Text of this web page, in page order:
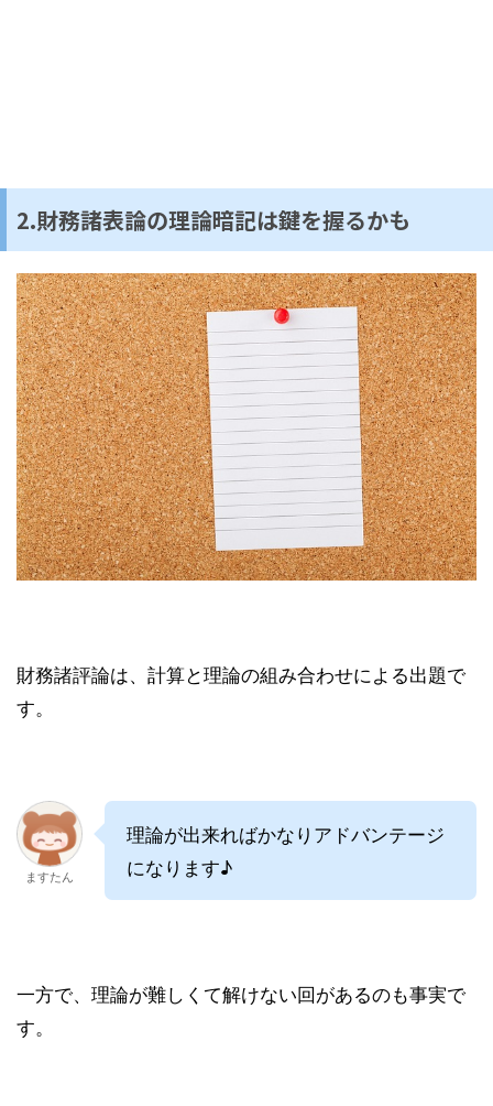
2.財務諸表論の理論暗記は鍵を握るかも
財務諸評論は、計算と理論の組み合わせによる出題で
す。
ますたん
理論が出来ればかなりアドバンテージ
になります♪
一方で、理論が難しくて解けない回があるのも事実で
す。